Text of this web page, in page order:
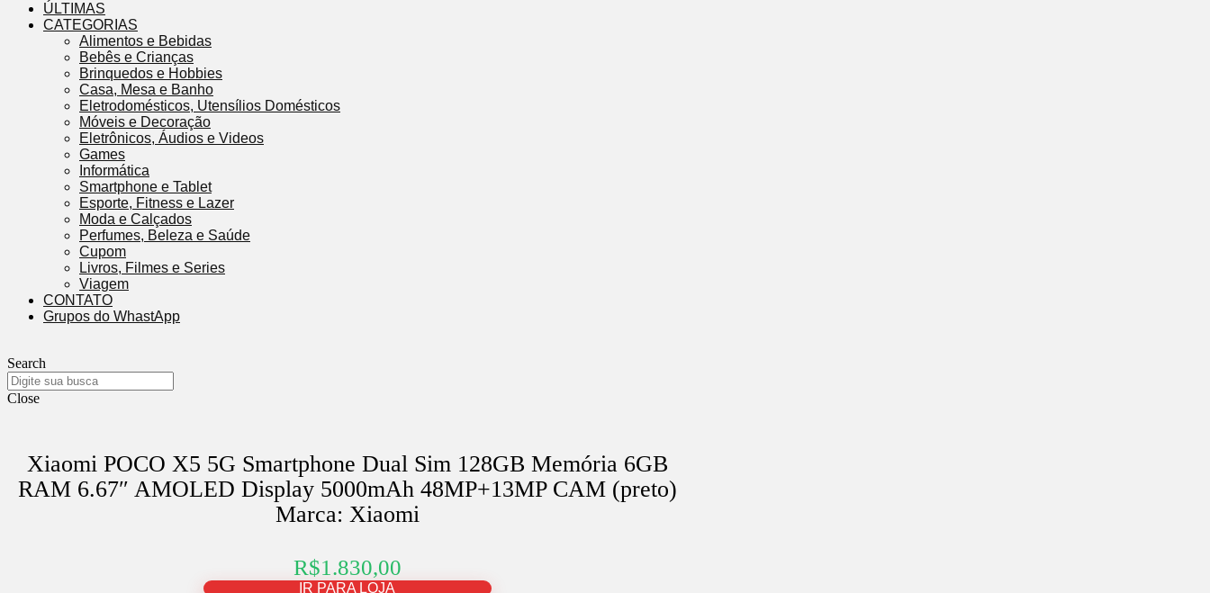
ÚLTIMAS
CATEGORIAS
Alimentos e Bebidas
Bebês e Crianças
Brinquedos e Hobbies
Casa, Mesa e Banho
Eletrodomésticos, Utensílios Domésticos
Móveis e Decoração
Eletrônicos, Áudios e Videos
Games
Informática
Smartphone e Tablet
Esporte, Fitness e Lazer
Moda e Calçados
Perfumes, Beleza e Saúde
Cupom
Livros, Filmes e Series
Viagem
CONTATO
Grupos do WhastApp
Search
Close
Xiaomi POCO X5 5G Smartphone Dual Sim 128GB Memória 6GB
RAM 6.67″ AMOLED Display 5000mAh 48MP+13MP CAM (preto)
Marca: Xiaomi
R$1.830,00
IR PARA LOJA